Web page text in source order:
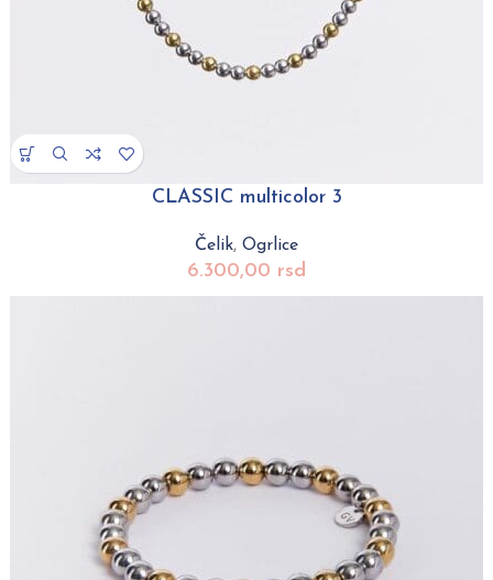
CLASSIC multicolor 3
Čelik, Ogrlice
6.300,00 rsd